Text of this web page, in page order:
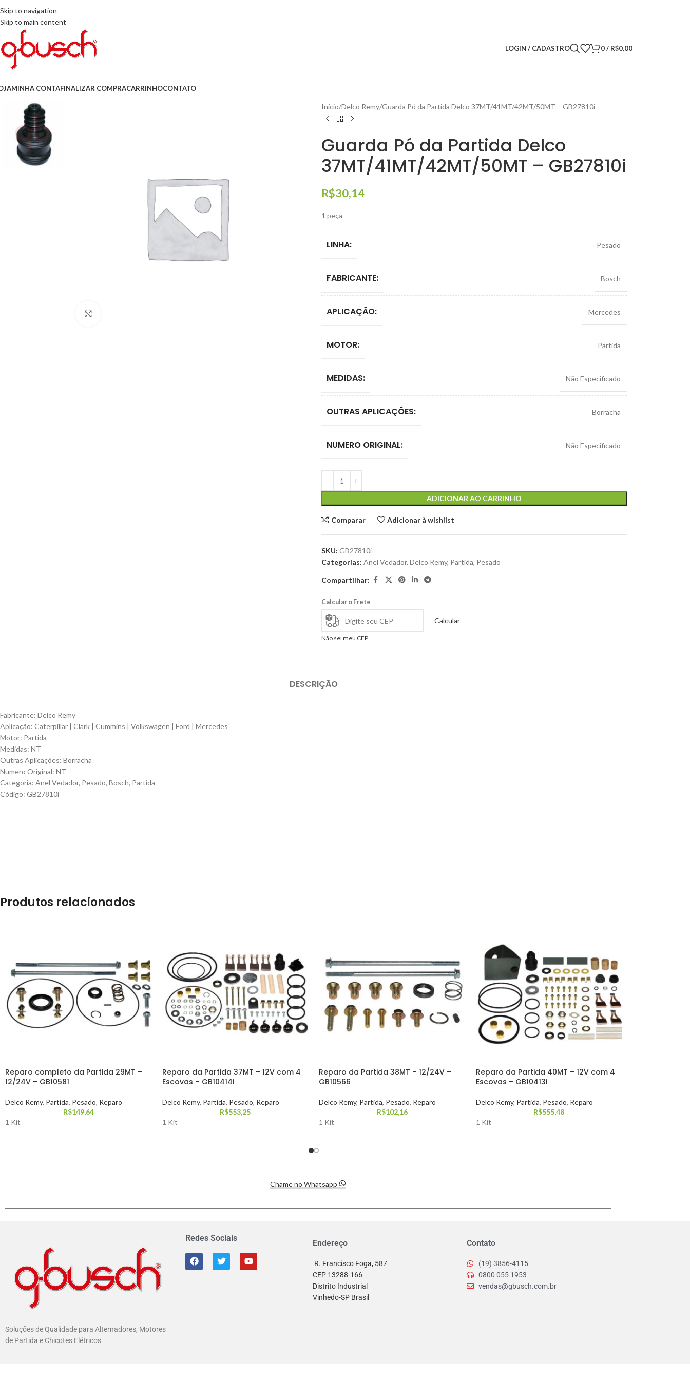
Skip to navigation
Skip to main content
LOGIN / CADASTRO 0/ R$0,00
MINHA CONTAFINALIZAR COMPRACARRINHOCONTATO
Início Delco Remy Guarda Pó da Partida Delco 37MT/41MT/42MT/50MT – GB27810i
Guarda Pó da Partida Delco
37MT/41MT/42MT/50MT – GB27810i
R$30,14
1 peça
LINHA: Pesado
FABRICANTE: Bosch
APLICAÇÃO: Mercedes
MOTOR: Partida
MEDIDAS: Não Especificado
OUTRAS APLICAÇÕES: Borracha
NUMERO ORIGINAL: Não Especificado
ADICIONAR AO CARRINHO
Comparar Adicionar à wishlist
SKU: GB27810i
Categorias: Anel Vedador, Delco Remy, Partida, Pesado
Compartilhar:
Calcular o Frete
Calcular
Não sei meu CEP
DESCRIÇÃO
Fabricante: Delco Remy
Aplicação: Caterpillar | Clark | Cummins | Volkswagen | Ford | Mercedes
Motor: Partida
Medidas: NT
Outras Aplicações: Borracha
Numero Original: NT
Categoria: Anel Vedador, Pesado, Bosch, Partida
Código: GB27810i
Produtos relacionados
Reparo completo da Partida 29MT –
12/24V – GB10581
Delco Remy, Partida, Pesado, Reparo
R$149,64
1 Kit
Reparo da Partida 37MT – 12V com 4
Escovas – GB10414i
Delco Remy, Partida, Pesado, Reparo
R$553,25
1 Kit
Reparo da Partida 38MT – 12/24V –
GB10566
Delco Remy, Partida, Pesado, Reparo
R$102,16
1 Kit
Reparo da Partida 40MT – 12V com 4
Escovas – GB10413i
Delco Remy, Partida, Pesado, Reparo
R$555,48
1 Kit
Chame no Whatsapp
Soluções de Qualidade para Alternadores, Motores
de Partida e Chicotes Elétricos
Redes Sociais
Endereço
R. Francisco Foga, 587
CEP 13288-166
Distrito Industrial
Vinhedo-SP Brasil
Contato
(19) 3856-4115
0800 055 1953
vendas@gbusch.com.br